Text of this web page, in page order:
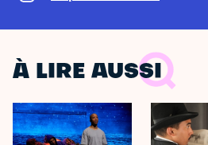
À LIRE AUSSI